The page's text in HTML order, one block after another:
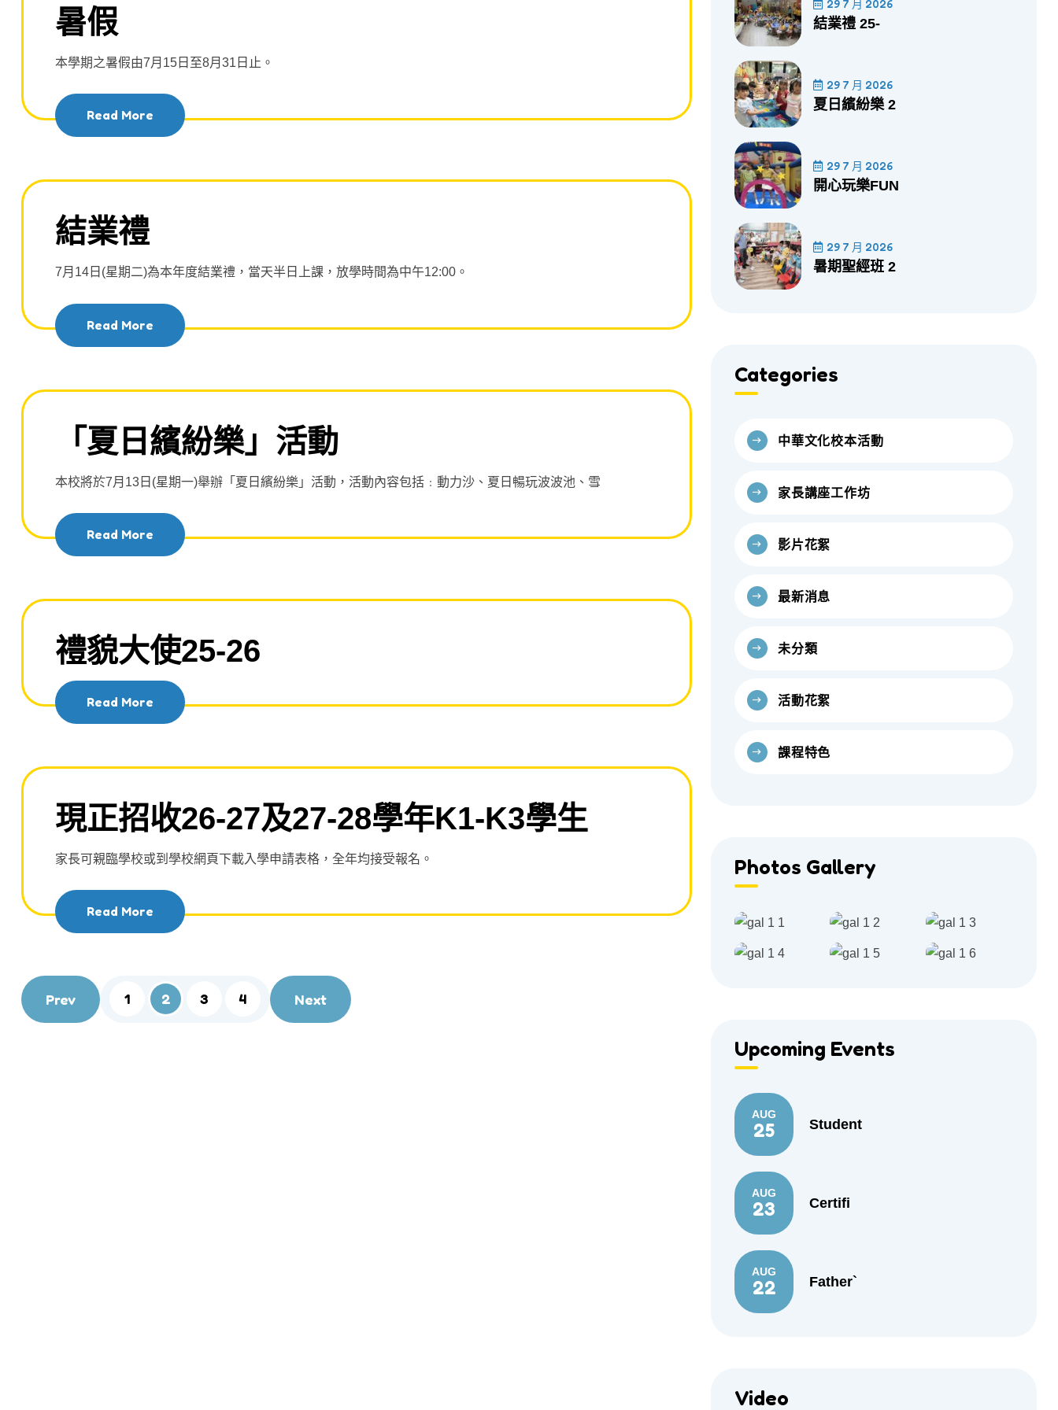
暑假
本學期之暑假由7月15日至8月31日止。
Read More
結業禮
7月14日(星期二)為本年度結業禮，當天半日上課，放學時間為中午12:00。
Read More
「夏日繽紛樂」活動
本校將於7月13日(星期一)舉辦「夏日繽紛樂」活動，活動內容包括﹕動力沙、夏日暢玩波波池、雪
Read More
禮貌大使25-26
Read More
現正招收26-27及27-28學年K1-K3學生
家長可親臨學校或到學校網頁下載入學申請表格，全年均接受報名。
Read More
Prev 1 2 3 4 Next
29 7 月 2026
結業禮 25-
29 7 月 2026
夏日繽紛樂 2
29 7 月 2026
開心玩樂FUN
29 7 月 2026
暑期聖經班 2
Categories
中華文化校本活動
家長講座工作坊
影片花絮
最新消息
未分類
活動花絮
課程特色
Photos Gallery
Upcoming Events
AUG
25 Student
AUG
23 Certifi
AUG
22 Father`
Video